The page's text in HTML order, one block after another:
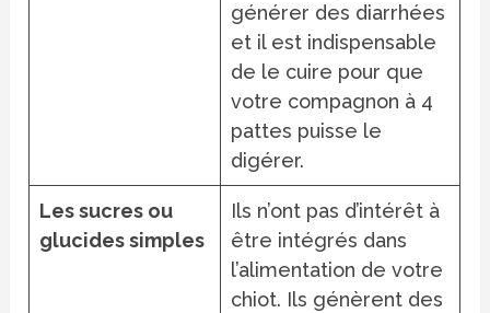
générer des diarrhées
et il est indispensable
de le cuire pour que
votre compagnon à 4
pattes puisse le
digérer.
Les sucres ou
glucides simples
Ils n’ont pas d’intérêt à
être intégrés dans
l’alimentation de votre
chiot. Ils génèrent des